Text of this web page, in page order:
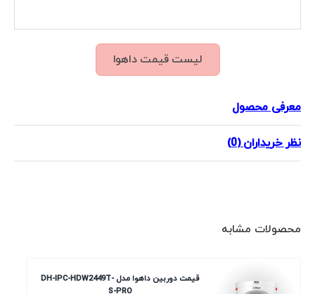
لیست قیمت داهوا
معرفی محصول
نظر خریداران (0)
محصولات مشابه
قیمت دوربین داهوا مدل DH-IPC-HDW2449T-
S-PRO